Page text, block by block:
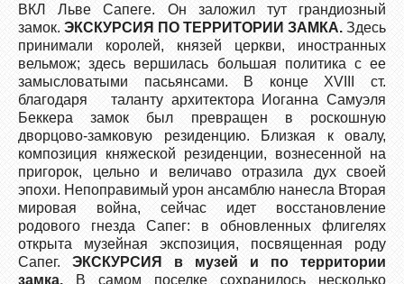
ВКЛ Льве Сапеге. Он заложил тут грандиозный
замок. ЭКСКУРСИЯ ПО ТЕРРИТОРИИ ЗАМКА. Здесь
принимали королей, князей церкви, иностранных
вельмож; здесь вершилась большая политика с ее
замысловатыми пасьянсами. В конце XVIII ст.
благодаря таланту архитектора Иоганна Самуэля
Беккера замок был превращен в роскошную
дворцово-замковую резиденцию. Близкая к овалу,
композиция княжеской резиденции, вознесенной на
пригорок, цельно и величаво отразила дух своей
эпохи. Непоправимый урон ансамблю нанесла Вторая
мировая война, сейчас идет восстановление
родового гнезда Сапег: в обновленных флигелях
открыта музейная экспозиция, посвященная роду
Сапег. ЭКСКУРСИЯ в музей и по территории
замка.
В самом поселке сохранилось несколько